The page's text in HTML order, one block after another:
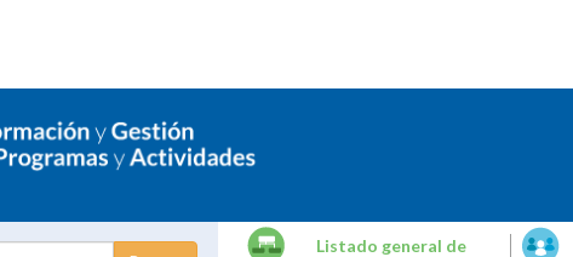
Listado general de